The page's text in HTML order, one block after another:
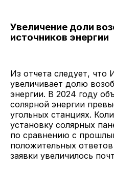
Увеличение доли
источников энергии
Из отчета следует, что
увеличивает долю
энергии. В 2024 году
солярной энергии
угольных станциях.
установку солярных
по сравнению с
положительных
заявки увеличилось